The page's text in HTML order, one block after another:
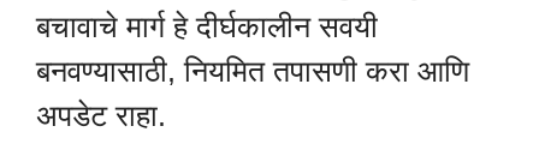
बचावाचे मार्ग हे दीर्घकालीन सवयी
बनवण्यासाठी, नियमित तपासणी करा आणि
अपडेट राहा.